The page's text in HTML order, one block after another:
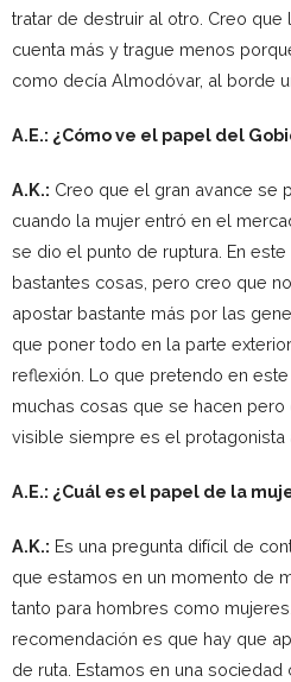
tratar de destruir al otro. Creo
cuenta más y trague menos
como decía Almodóvar, al borde
A.E.: ¿Cómo ve el papel del
A.K.: Creo que el gran avance se
cuando la mujer entró en el
se dio el punto de ruptura. En
bastantes cosas, pero creo que
apostar bastante más por las
que poner todo en la parte
reflexión. Lo que pretendo en
muchas cosas que se hacen
visible siempre es el protagonista
A.E.: ¿Cuál es el papel de la
A.K.: Es una pregunta difícil de
que estamos en un momento de
tanto para hombres como
recomendación es que hay que
de ruta. Estamos en una